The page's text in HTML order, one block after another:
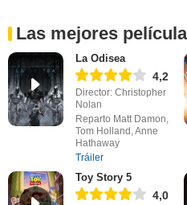
Las mejores
La Odisea
4,2
Director: Christopher
Nolan
Reparto Matt Damon,
Tom Holland, Anne
Hathaway
Tráiler
Toy Story 5
4,0